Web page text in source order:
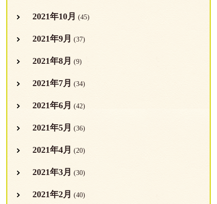
2021年10月 (45)
2021年9月 (37)
2021年8月 (9)
2021年7月 (34)
2021年6月 (42)
2021年5月 (36)
2021年4月 (20)
2021年3月 (30)
2021年2月 (40)